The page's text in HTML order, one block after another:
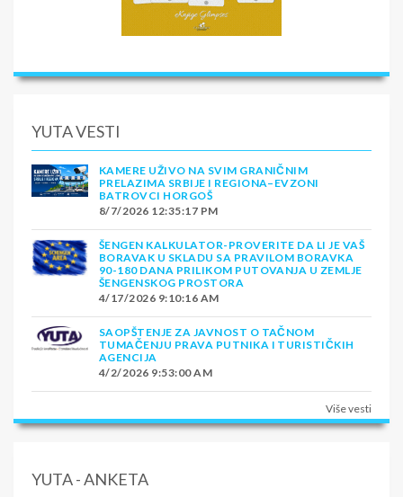
YUTA VESTI
KAMERE UŽIVO NA SVIM GRANIČNIM
PRELAZIMA SRBIJE I REGIONA–EVZONI
BATROVCI HORGOŠ
8/7/2026 12:35:17 PM
ŠENGEN KALKULATOR-PROVERITE DA LI JE VAŠ
BORAVAK U SKLADU SA PRAVILOM BORAVKA
90-180 DANA PRILIKOM PUTOVANJA U ZEMLJE
ŠENGENSKOG PROSTORA
4/17/2026 9:10:16 AM
SAOPŠTENJE ZA JAVNOST O TAČNOM
TUMAČENJU PRAVA PUTNIKA I TURISTIČKIH
AGENCIJA
4/2/2026 9:53:00 AM
Više vesti
YUTA - ANKETA